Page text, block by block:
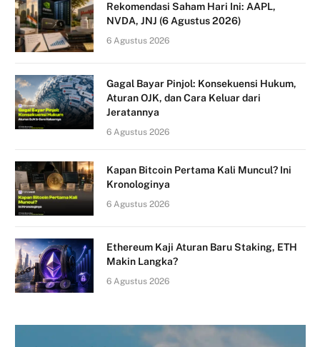
Rekomendasi Saham Hari Ini: AAPL,
NVDA, JNJ (6 Agustus 2026)
6 Agustus 2026
Gagal Bayar Pinjol: Konsekuensi Hukum,
Aturan OJK, dan Cara Keluar dari
Jeratannya
6 Agustus 2026
Kapan Bitcoin Pertama Kali Muncul? Ini
Kronologinya
6 Agustus 2026
Ethereum Kaji Aturan Baru Staking, ETH
Makin Langka?
6 Agustus 2026